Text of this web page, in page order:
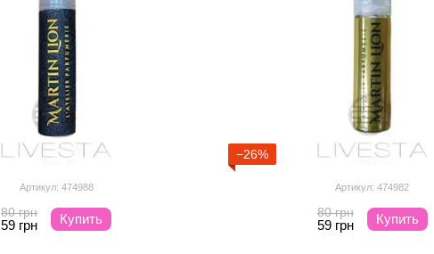
Артикул: 474988
80 грн
59 грн Купить
−26%
Артикул: 474982
80 грн
59 грн Купить